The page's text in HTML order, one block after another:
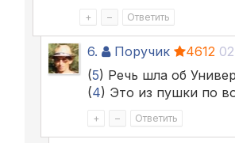
+ – Ответить
6. Поручик 4612
(5) Речь шла об
(4) Это из пушки по
+ – Ответить